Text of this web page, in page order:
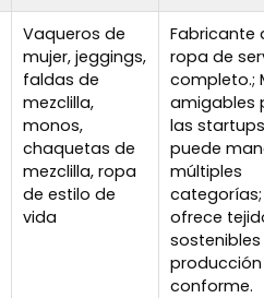
Vaqueros de
mujer, jeggings,
faldas de
mezclilla,
monos,
chaquetas de
mezclilla, ropa
de estilo de
vida
Fabricante
ropa de
completo.;
amigables
las
puede
múltiples
categorías;
ofrece
sostenibles
producción
conforme.